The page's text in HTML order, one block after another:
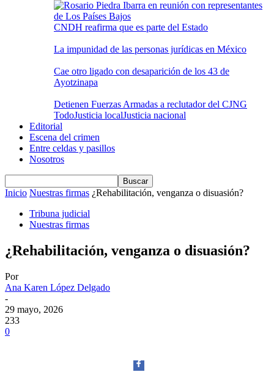
CNDH reafirma que es parte del Estado
La impunidad de las personas jurídicas en México
Cae otro ligado con desaparición de los 43 de
Ayotzinapa
Detienen Fuerzas Armadas a reclutador del CJNG
TodoJusticia localJusticia nacional
Editorial
Escena del crimen
Entre celdas y pasillos
Nosotros
Inicio Nuestras firmas ¿Rehabilitación, venganza o disuasión?
Tribuna judicial
Nuestras firmas
¿Rehabilitación, venganza o disuasión?
Por
Ana Karen López Delgado
-
29 mayo, 2026
233
0